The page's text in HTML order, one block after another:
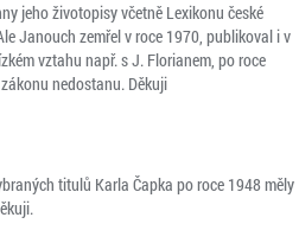
jeho životopisy včetně Lexikonu české
Janouch zemřel v roce 1970, publikoval i v
vztahu např. s J. Florianem, po roce
nedostanu. Děkuji
titulů Karla Čapka po roce 1948 měly